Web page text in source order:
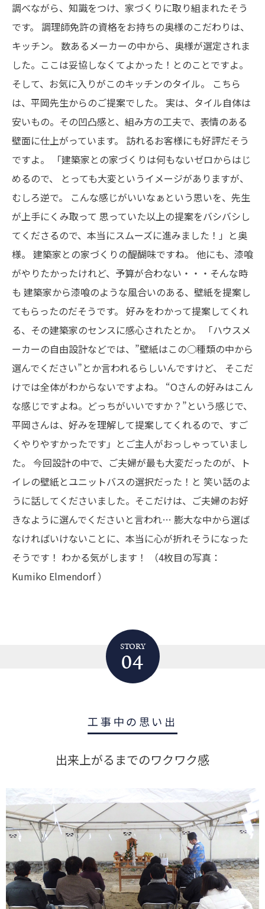
調べながら、知識をつけ、家づくりに取り組まれたそう
です。 調理師免許の資格をお持ちの奥様のこだわりは、
キッチン。 数あるメーカーの中から、奥様が選定されま
した。ここは妥協しなくてよかった！とのことですよ。
そして、お気に入りがこのキッチンのタイル。
こちら
は、平岡先生からのご提案でした。
実は、タイル自体は
安いもの。その凹凸感と、組み方の工夫で、表情のある
壁面に仕上がっています。
訪れるお客様にも好評だそう
ですよ。
「建築家との家づくりは何もないゼロからはじ
めるので、
とっても大変というイメージがありますが、
むしろ逆で。
こんな感じがいいなぁという思いを、先生
が上手にくみ取って 思っていた以上の提案をバシバシし
てくださるので、本当にスムーズに進みました！」と奥
様。 建築家との家づくりの醍醐味ですね。 他にも、漆喰
がやりたかったけれど、予算が合わない・・・そんな時
も 建築家から漆喰のような風合いのある、壁紙を提案し
てもらったのだそうです。 好みをわかって提案してくれ
る、その建築家のセンスに感心されたとか。
「ハウスメ
ーカーの自由設計などでは、”壁紙はこの○種類の中から
選んでください”とか言われるらしいんですけど、
そこだ
けでは全体がわからないですよね。
“Oさんの好みはこん
な感じですよね。どっちがいいですか？”という感じで、
平岡さんは、好みを理解して提案してくれるので、すご
くやりやすかったです」とご主人がおっしゃっていまし
た。 今回設計の中で、ご夫婦が最も大変だったのが、ト
イレの壁紙とユニットバスの選択だった！と 笑い話のよ
うに話してくださいました。そこだけは、ご夫婦のお好
きなように選んでくださいと言われ… 膨大な中から選ば
なければいけないことに、本当に心が折れそうになった
そうです！ わかる気がします！
（4枚目の写真：
Kumiko Elmendorf ）
STORY
04
工事中の思い出
出来上がるまでのワクワク感